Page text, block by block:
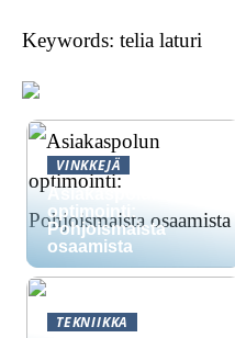
Keywords: telia laturi
VINKKEJÄ
Asiakaspolun
optimointi:
Pohjoismaista
osaamista
TEKNIIKKA